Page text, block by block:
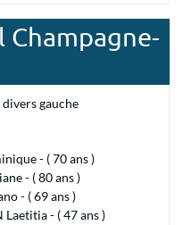
Champagne-
gauche
- ( 70 ans )
- ( 80 ans )
- ( 69 ans )
Laetitia - ( 47 ans )